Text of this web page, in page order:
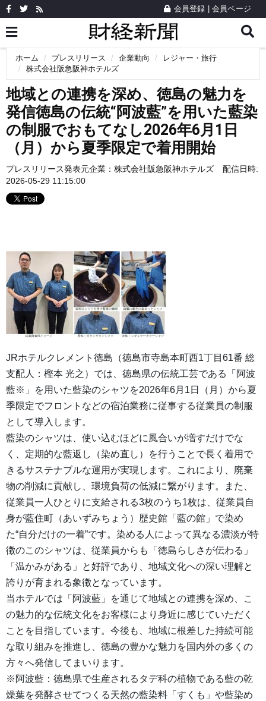
会員登録 会員ページ
ホーム プレスリリース 企業動向
レジャー・旅行
株式会社阪急阪神ホテルズ
地域との連携を深め、徳島の魅力を
発信徳島の伝統“阿波藍”を用いた藍染
の制服でおもてなし2026年6月1日
（月）から夏季限定で着用開始
プレスリリース発表元企業： 株式会社阪急阪神ホテルズ
配信日時:
2026-05-29 11:15:00
JRホテルクレメント徳島（徳島市寺島本町西1丁目61番 総
支配人：樫本 光之）では、徳島県の伝統工芸である「阿波
藍※」を用いた藍染のシャツを2026年6月1日（月）から夏
季限定でフロントなどの宿泊業務に従事する従業員の制服
として導入します。
藍染のシャツは、使い込むほどに風合いが増すだけでな
く、定期的な藍返し（染め直し）を行うことで長く着用で
きるサステナブルな運用が実現します。これにより、廃棄
物の削減に貢献し、環境負荷の低減に繋がります。また、
従業員一人ひとりに支給される3枚のうち1枚は、従業員自
身が藍住町（あいずみちょう）歴史館「藍の館」で染め
た“自分だけの一着”です。染める人によって異なる濃淡が特
徴のこのシャツは、従業員からも「徳島らしさが伝わる」
「温かみがある」と好評であり、地域文化への深い理解と
誇りが育まれる象徴となっています。
当ホテルでは「阿波藍」を通じて地域との連携を深め、こ
の魅力的な伝統文化をお客様により身近に感じていただく
ことを目指しています。今後も、地域に根差した持続可能
な取り組みを推進し、徳島の豊かな魅力を国内外の多くの
方々へ発信してまいります。
※阿波藍：徳島県で生産されるタデ科の植物である藍の乾
燥葉を発酵させてつくる天然の藍染料「すくも」や藍染め